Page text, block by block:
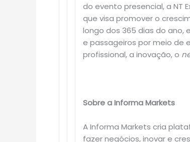
do evento presencial, a NT
que visa promover o
longo dos 365 dias do ano,
e passageiros por meio de
profissional, a inovação, o
Sobre a Informa Markets
A Informa Markets cria
fazer negócios, inovar e